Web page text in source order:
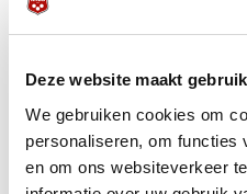
Deze website maakt
We gebruiken cookies om
personaliseren, om functies
en om ons websiteverkeer
Livestream Kozoom:
https://tv.kozoom.com/nl/
Vooruitblik KNBB:
www.knbb.nl/nieuws/
d%E2%80%99europe